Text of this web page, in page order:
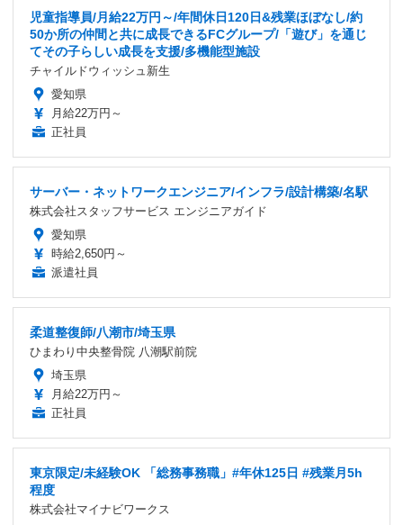
児童指導員/月給22万円～/年間休日120日&残業ほぼなし/約
50か所の仲間と共に成長できるFCグループ/「遊び」を通じ
てその子らしい成長を支援/多機能型施設
チャイルドウィッシュ新生
愛知県
月給22万円～
正社員
サーバー・ネットワークエンジニア/インフラ/設計構築/名駅
株式会社スタッフサービス エンジニアガイド
愛知県
時給2,650円～
派遣社員
柔道整復師/八潮市/埼玉県
ひまわり中央整骨院 八潮駅前院
埼玉県
月給22万円～
正社員
東京限定/未経験OK 「総務事務職」#年休125日 #残業月5h
程度
株式会社マイナビワークス